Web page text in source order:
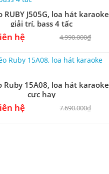
RUBY J505G, loa hát karaoke
giải trí, bass 4 tấc
hệ 4.990.000₫
Ruby 15A08, loa hát karaoke
cực hay
hệ 7.690.000₫